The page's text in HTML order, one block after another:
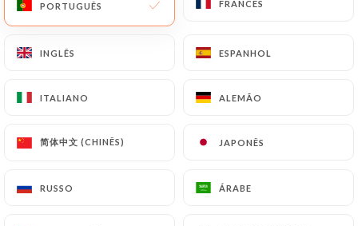
MENU
PORTUGUÊS FRANCÊS
INGLÊS ESPANHOL
ITALIANO ALEMÃO
简体中文 (CHINÊS) JAPONÊS
RUSSO ÁRABE
PÁGINA INICIAL/GALERIA
PORTUGUÊS FRANCÊS
INGLÊS ESPANHOL
ITALIANO ALEMÃO
简体中文 (CHINÊS) JAPONÊS
RUSSO ÁRABE